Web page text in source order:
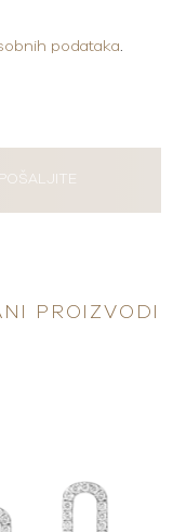
podataka.
POŠALJITE
PROIZVODI